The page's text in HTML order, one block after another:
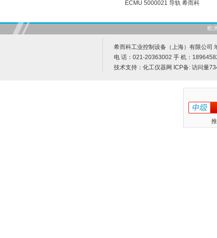
ECMU 5000021 导轨 希而科
欧
希而科工业控制设备（上海）有限公司
电 话：021-20363002 手 机：
技术支持： 化工仪器网 ICP备: 访问量